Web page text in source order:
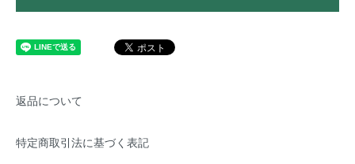
返品について
特定商取引法に基づく表記